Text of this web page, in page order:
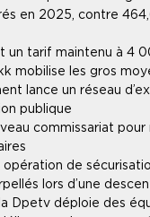
en 2025, contre
un tarif maintenu à 4
mobilise les gros
lance un réseau
publique
commissariat
opération de
lors d’une
Dpetv déploie des